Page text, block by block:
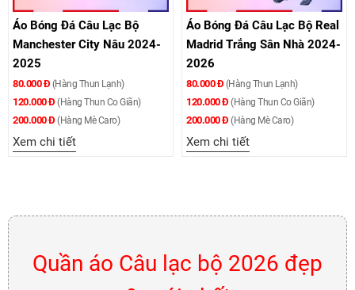
Áo Bóng Đá Câu Lạc Bộ
Manchester City Nâu 2024-
2025
80.000 Đ (Hàng Thun Lạnh)
120.000 Đ (Hàng Thun Co Giãn)
200.000 Đ (Hàng Mè Caro)
Xem chi tiết
Áo Bóng Đá Câu Lạc Bộ Real
Madrid Trắng Sân Nhà 2024-
2026
80.000 Đ (Hàng Thun Lạnh)
120.000 Đ (Hàng Thun Co Giãn)
200.000 Đ (Hàng Mè Caro)
Xem chi tiết
Quần áo Câu lạc bộ 2026 đẹp